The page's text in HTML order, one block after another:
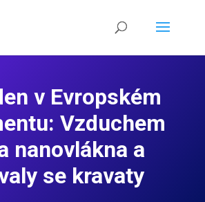
v Evropském
Vzduchem
nanovlákna a
se kravaty